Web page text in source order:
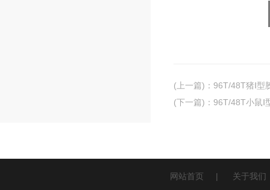
(上一篇) ： 96T/48T猪Ⅰ型
(下一篇) ： 96T/48T小鼠Ⅰ
网站首页 | 关于我们